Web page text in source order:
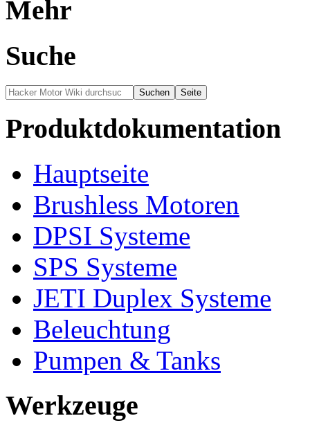
Mehr
Suche
Produktdokumentation
Hauptseite
Brushless Motoren
DPSI Systeme
SPS Systeme
JETI Duplex Systeme
Beleuchtung
Pumpen & Tanks
Werkzeuge